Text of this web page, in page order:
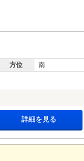
方位 南
詳細を見る